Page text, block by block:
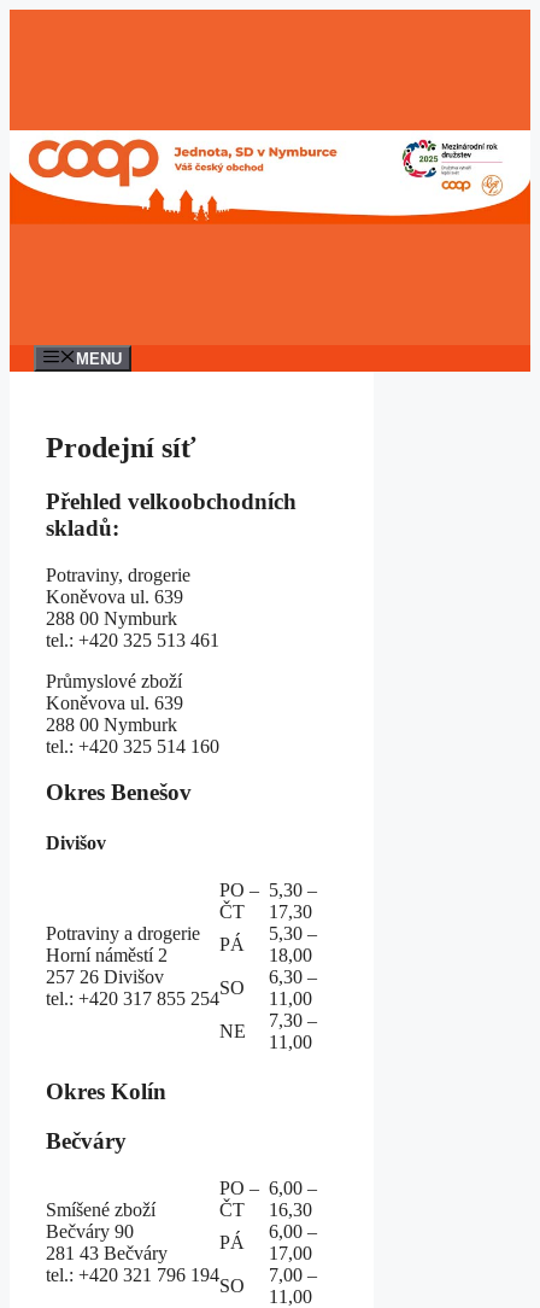
MENU
Prodejní síť
Přehled velkoobchodních
skladů:
Potraviny, drogerie
Koněvova ul. 639
288 00 Nymburk
tel.: +420 325 513 461
Průmyslové zboží
Koněvova ul. 639
288 00 Nymburk
tel.: +420 325 514 160
Okres Benešov
Divišov
Potraviny a drogerie
Horní náměstí 2
257 26 Divišov
tel.: +420 317 855 254
PO –
ČT
5,30 –
17,30
PÁ
5,30 –
18,00
SO
6,30 –
11,00
NE
7,30 –
11,00
Okres Kolín
Bečváry
Smíšené zboží
Bečváry 90
281 43 Bečváry
tel.: +420 321 796 194
PO –
ČT
6,00 –
16,30
PÁ
6,00 –
17,00
SO
7,00 –
11,00